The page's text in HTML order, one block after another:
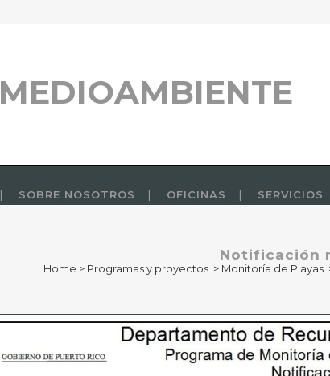
MEDIOAMBIENTE
SOBRE NOSOTROS OFICINAS SERVICIOS
Notificación
Home > Programas y proyectos > Monitoría de Playas